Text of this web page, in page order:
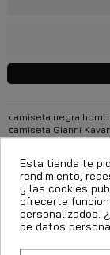
camiseta negra
camiseta Gianni
camiseta logo gianni
Descripción
Detalles del producto
Esta tienda te
rendimiento,
y las cookies
ofrecerte
personalizados.
de datos